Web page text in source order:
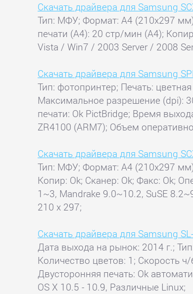
Скачать драйвера для Samsung
Тип: МФУ; Формат: A4 (210x297
печати (А4): 20 стр/мин (А4);
Vista / Win7 / 2003 Server / 2008
Скачать драйвера для Samsung
Тип: фотопринтер; Печать:
Максимальное разрешение (dpi):
печати: Ok PictBridge; Время
ZR4100 (ARM7); Объем
Скачать драйвера для Samsung
Тип: МФУ; Формат: A4 (210x297
Копир: Ok; Сканер: Ok; Факс: Ok;
1~3, Mandrake 9.0~10.2, SuSE
210 x 297;
Скачать драйвера для Samsung
Дата выхода на рынок: 2014 г.;
Количество цветов: 1; Скорость
Двусторонняя печать: Ok
OS X 10.5 - 10.9, Различные Linux;